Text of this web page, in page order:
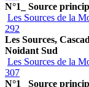
N°1_ Source
Les Sources de la
292
Les Sources,
Noidant Sud
Les Sources de la
307
N°1_ Source